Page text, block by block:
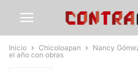
Inicio Chicoloapan
Nancy
el año con obras